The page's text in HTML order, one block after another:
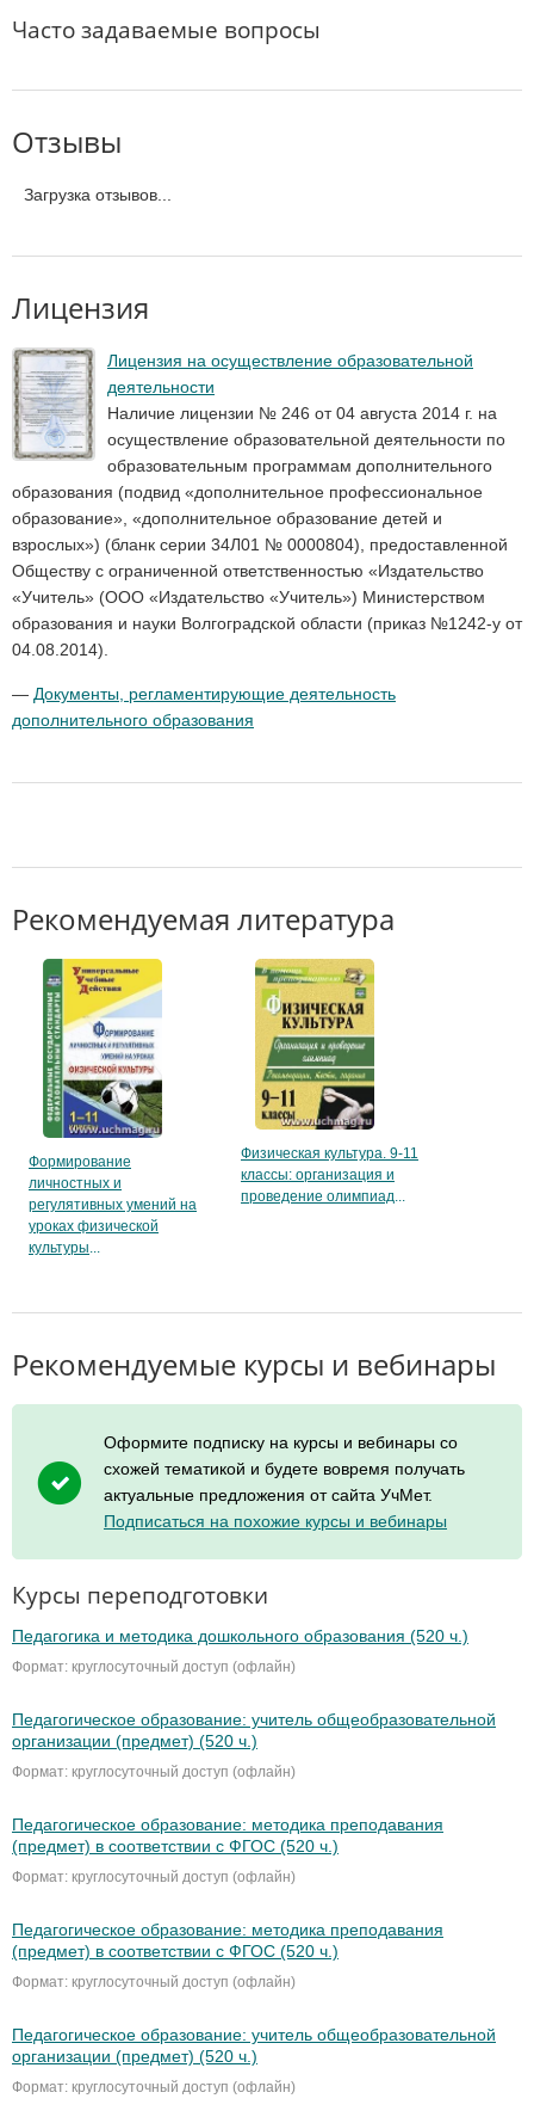
Часто задаваемые вопросы
Отзывы
Загрузка отзывов...
Лицензия
Лицензия на осуществление образовательной
деятельности
Наличие лицензии № 246 от 04 августа 2014 г. на
осуществление образовательной деятельности по
образовательным программам дополнительного
образования (подвид «дополнительное профессиональное
образование», «дополнительное образование детей и
взрослых») (бланк серии 34Л01 № 0000804), предоставленной
Обществу с ограниченной ответственностью «Издательство
«Учитель» (ООО «Издательство «Учитель») Министерством
образования и науки Волгоградской области (приказ №1242-у от
04.08.2014).
— Документы, регламентирующие деятельность
дополнительного образования
Рекомендуемая литература
Формирование
личностных и
регулятивных умений на
уроках физической
культуры
Физическая культура. 9-11
классы: организация и
проведение олимпиад
Рекомендуемые курсы и вебинары
Оформите подписку на курсы и вебинары со
схожей тематикой и будете вовремя получать
актуальные предложения от сайта УчМет.
Подписаться на похожие курсы и вебинары
Курсы переподготовки
Педагогика и методика дошкольного образования (520 ч.)
Формат: круглосуточный доступ (офлайн)
Педагогическое образование: учитель общеобразовательной
организации (предмет) (520 ч.)
Формат: круглосуточный доступ (офлайн)
Педагогическое образование: методика преподавания
(предмет) в соответствии с ФГОС (520 ч.)
Формат: круглосуточный доступ (офлайн)
Педагогическое образование: методика преподавания
(предмет) в соответствии с ФГОС (520 ч.)
Формат: круглосуточный доступ (офлайн)
Педагогическое образование: учитель общеобразовательной
организации (предмет) (520 ч.)
Формат: круглосуточный доступ (офлайн)